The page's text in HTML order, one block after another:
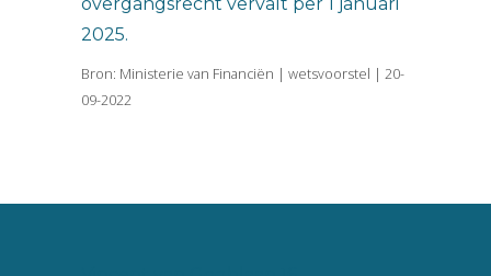
2025.
Bron: Ministerie van Financiën | wetsvoorstel | 20-
09-2022